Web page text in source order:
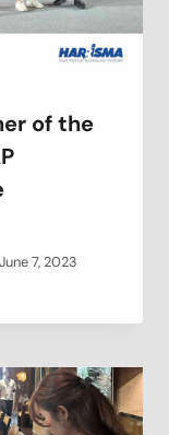
of the
June 7, 2023